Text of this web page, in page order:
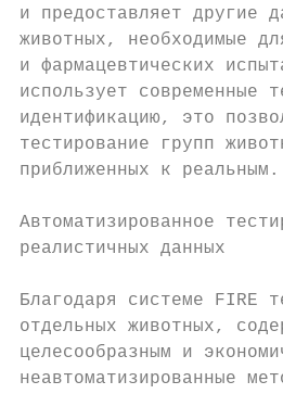
и предоставляет другие
животных, необходимые
и фармацевтических
использует современные
идентификацию, это
тестирование групп
приближенных к
Автоматизированное
реалистичных
Благодаря системе FIRE
отдельных животных,
целесообразным и
неавтоматизированные